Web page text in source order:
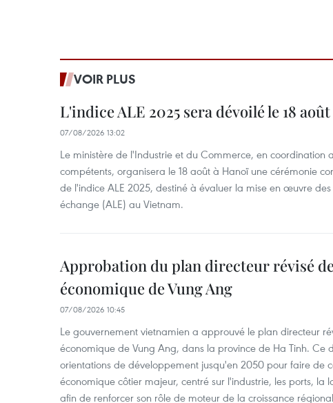
VOIR PLUS
L'indice ALE 2025 sera dévoilé le 18 août
07/08/2026 13:02
Le ministère de l'Industrie et du Commerce, en coordination
compétents, organisera le 18 août à Hanoï une cérémonie
de l'indice ALE 2025, destiné à évaluer la mise en œuvre
échange (ALE) au Vietnam.
Approbation du plan directeur révisé
économique de Vung Ang
07/08/2026 10:45
Le gouvernement vietnamien a approuvé le plan directeur
économique de Vung Ang, dans la province de Ha Tinh. Ce
orientations de développement jusqu'en 2050 pour faire de
économique côtier majeur, centré sur l'industrie, les ports, la
afin de renforcer son rôle de moteur de la croissance